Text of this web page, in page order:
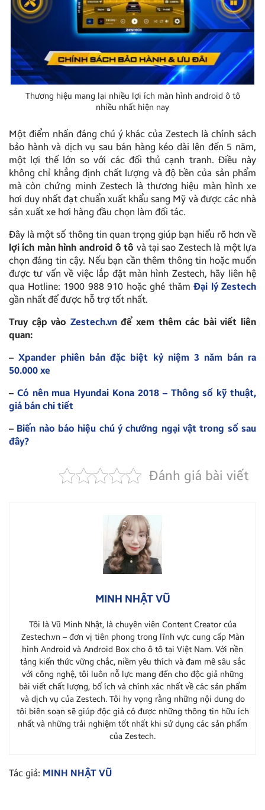
Thương hiệu mang lại nhiều lợi ích màn hình android ô tô
nhiều nhất hiện nay
Một điểm nhấn đáng chú ý khác của Zestech là chính sách
bảo hành và dịch vụ sau bán hàng kéo dài lên đến 5 năm,
một lợi thế lớn so với các đối thủ cạnh tranh. Điều này
không chỉ khẳng định chất lượng và độ bền của sản phẩm
mà còn chứng minh Zestech là thương hiệu màn hình xe
hơi duy nhất đạt chuẩn xuất khẩu sang Mỹ và được các nhà
sản xuất xe hơi hàng đầu chọn làm đối tác.
Đây là một số thông tin quan trọng giúp bạn hiểu rõ hơn về
lợi ích màn hình android ô tô và tại sao Zestech là một lựa
chọn đáng tin cậy. Nếu bạn cần thêm thông tin hoặc muốn
được tư vấn về việc lắp đặt màn hình Zestech, hãy liên hệ
qua Hotline: 1900 988 910 hoặc ghé thăm Đại lý Zestech
gần nhất để được hỗ trợ tốt nhất.
Truy cập vào Zestech.vnđể xem thêm các bài viết liên
quan:
–Xpander phiên bản đặc biệt kỷ niệm 3 năm bán ra
50.000 xe
– Có nên mua Hyundai Kona 2018 – Thông số kỹ thuật,
giá bán chi tiết
– Biển nào báo hiệu chú ý chướng ngại vật trong số sau
đây?
Đánh giá bài viết
MINH NHẬT VŨ
Tôi là Vũ Minh Nhật, là chuyên viên Content Creator của
Zestech.vn – đơn vị tiên phong trong lĩnh vực cung cấp Màn
hình Android và Android Box cho ô tô tại Việt Nam. Với nền
tảng kiến thức vững chắc, niềm yêu thích và đam mê sâu sắc
với công nghệ, tôi luôn nỗ lực mang đến cho độc giả những
bài viết chất lượng, bổ ích và chính xác nhất về các sản phẩm
và dịch vụ của Zestech. Tôi hy vọng rằng những nội dung do
tôi biên soạn sẽ giúp độc giả có được những thông tin hữu ích
nhất và những trải nghiệm tốt nhất khi sử dụng các sản phẩm
của Zestech.
Tác giả: MINH NHẬT VŨ